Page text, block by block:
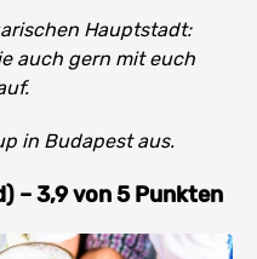
Hauptstadt:
auch gern mit euch
in Budapest aus.
– 3,9 von 5 Punkten